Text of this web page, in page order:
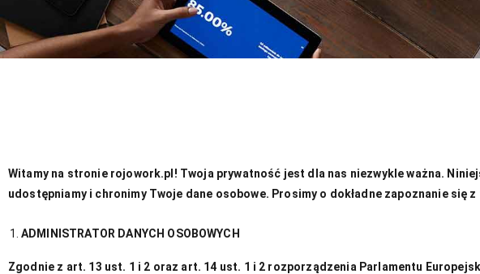
Witamy na stronie rojowork.pl! Twoja prywatność jest dla nas niezwykle ważna.
udostępniamy i chronimy Twoje dane osobowe. Prosimy o dokładne zapoznanie się
ADMINISTRATOR DANYCH OSOBOWYCH
Zgodnie z art. 13 ust. 1 i 2 oraz art. 14 ust. 1 i 2 rozporządzenia Parlamentu